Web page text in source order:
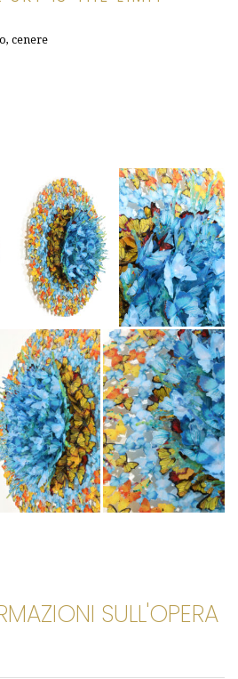
cenere
SULL'OPERA